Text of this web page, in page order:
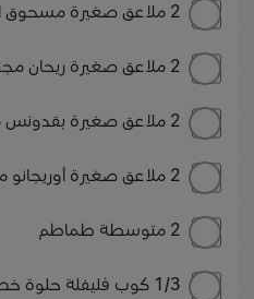
2 ملاعق صغيرة مسحوق البصل
2 ملاعق صغيرة ريحان مجفف
2 ملاعق صغيرة بقدونس مجفف
2 ملاعق صغيرة أوريجانو مجفّف
2 متوسطة طماطم
1/3 كوب فليفلة حلوة خضراء، مقطعة